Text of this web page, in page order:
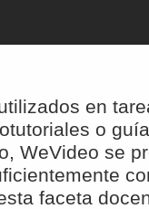
en
o
WeVideo se
faceta